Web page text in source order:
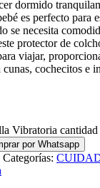
dormido
es perfecto para
se necesita
protector de
viajar,
cochecitos e
Vibratoria cantidad
por Whatsapp
Categorías: